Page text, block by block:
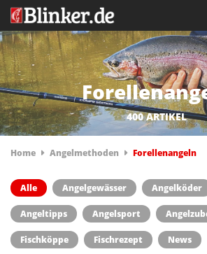
400 ARTIKEL
Home Angelmethoden Forellenangeln
Alle Angelgewässer Angelköder
Angeltipps Angelsport
Fischköppe Fischrezept News